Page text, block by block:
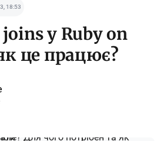
18:53
у Ruby on
це працює?